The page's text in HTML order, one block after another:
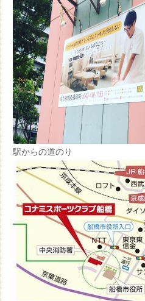
駅からの道のり